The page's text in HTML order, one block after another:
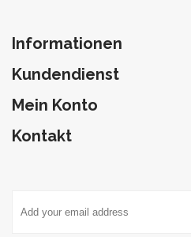
Informationen
Kundendienst
Mein Konto
Kontakt